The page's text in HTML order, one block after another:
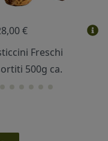
€
Freschi
500g ca.